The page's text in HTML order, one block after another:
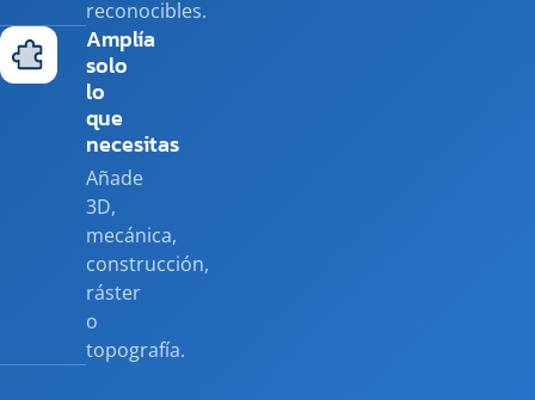
reconocibles.
Amplía
solo
lo
que
necesitas
Añade
3D,
mecánica,
construcción,
ráster
o
topografía.